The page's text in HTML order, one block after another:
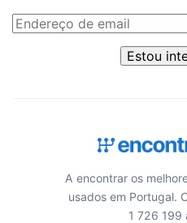
Estou
A encontrar os
usados em Portugal.
1 726 199